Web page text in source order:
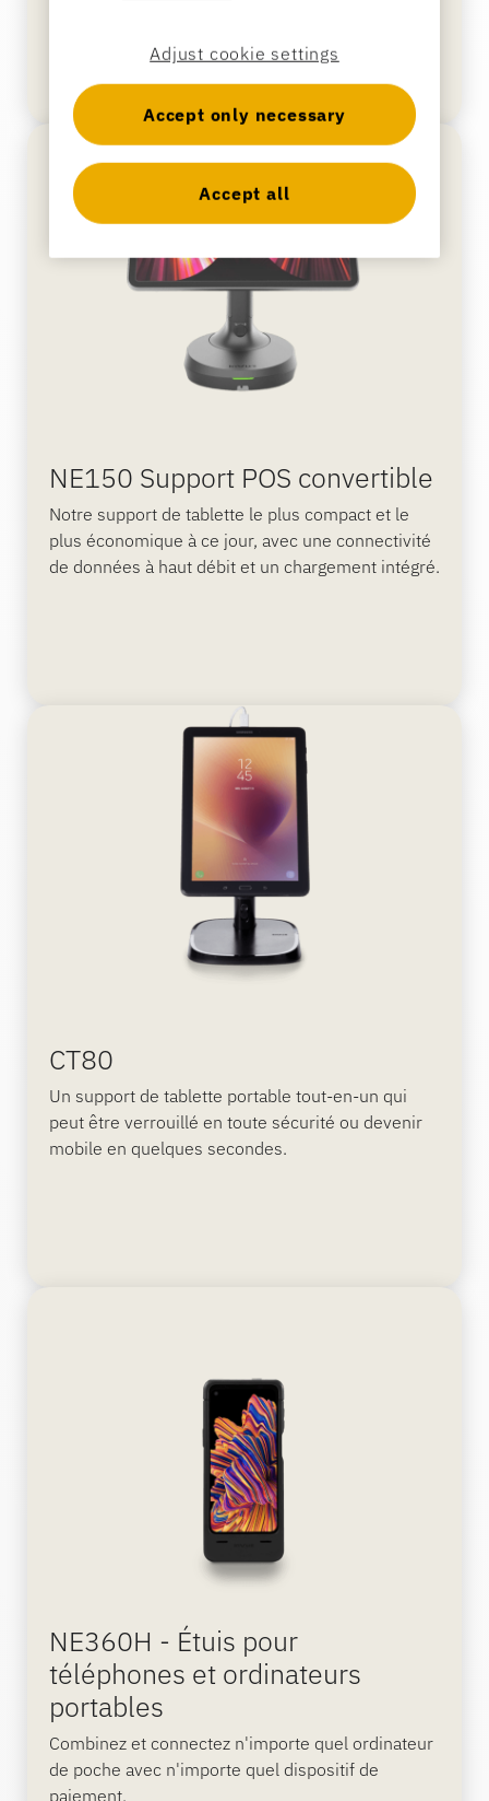
NE150 Support POS convertible
Notre support de tablette le plus compact et le
plus économique à ce jour, avec une connectivité
de données à haut débit et un chargement intégré.
CT80
Un support de tablette portable tout-en-un qui
peut être verrouillé en toute sécurité ou devenir
mobile en quelques secondes.
NE360H - Étuis pour
téléphones et ordinateurs
portables
Combinez et connectez n'importe quel ordinateur
de poche avec n'importe quel dispositif de
paiement.
Adjust cookie settings
Accept only necessary
Accept all